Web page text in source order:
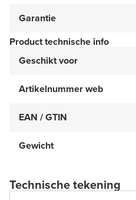
Garantie
Product technische info
Geschikt voor
Artikelnummer web
EAN / GTIN
Gewicht
Technische tekening